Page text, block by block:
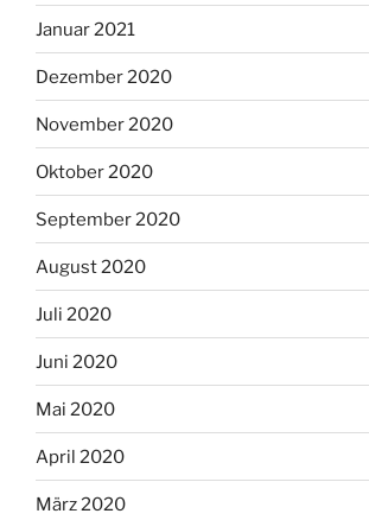
Januar 2021
Dezember 2020
November 2020
Oktober 2020
September 2020
August 2020
Juli 2020
Juni 2020
Mai 2020
April 2020
März 2020